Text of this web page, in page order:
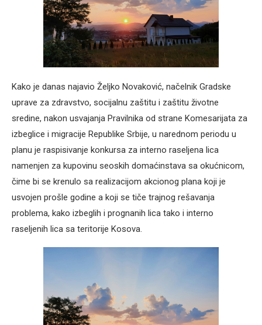
Kako je danas najavio Željko Novaković, načelnik Gradske
uprave za zdravstvo, socijalnu zaštitu i zaštitu životne
sredine, nakon usvajanja Pravilnika od strane Komesarijata za
izbeglice i migracije Republike Srbije, u narednom periodu u
planu je raspisivanje konkursa za interno raseljena lica
namenjen za kupovinu seoskih domaćinstava sa okućnicom,
čime bi se krenulo sa realizacijom akcionog plana koji je
usvojen prošle godine a koji se tiče trajnog rešavanja
problema, kako izbeglih i prognanih lica tako i interno
raseljenih lica sa teritorije Kosova.